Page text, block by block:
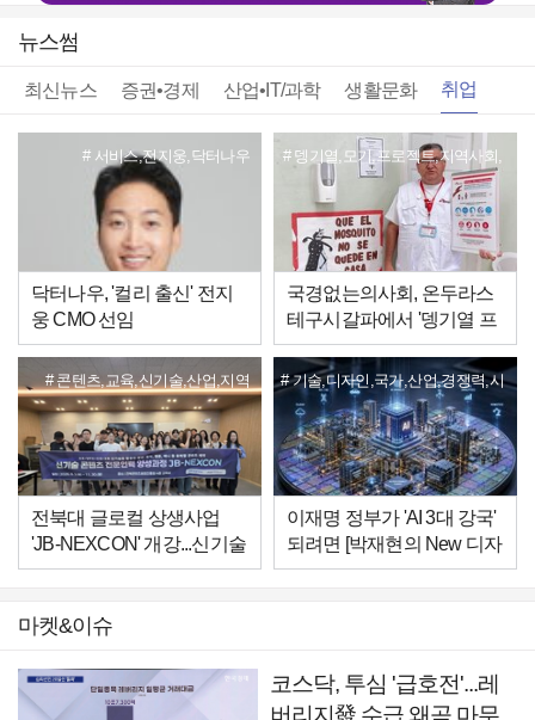
뉴스썸
최신뉴스 증권•경제 산업•IT/과학 생활문화 취업
서비스,전지웅,닥터나우
닥터나우, '컬리 출신' 전지
웅 CMO 선임
뎅기열,모기,프로젝트,지역사회,
의사회,국경,이번
국경없는의사회, 온두라스
테구시갈파에서 '뎅기열 프
로젝트' 시작
콘텐츠,교육,신기술,산업,지역
전북대 글로컬 상생사업
'JB-NEXCON' 개강...신기술
콘텐츠 인재 양성 착수
기술,디자인,국가,산업,경쟁력,시
대,전략
이재명 정부가 'AI 3대 강국'
되려면 [박재현의 New 디자
인 선언]
마켓&이슈
코스닥, 투심 '급호전'...레
버리지發 수급 왜곡 마무